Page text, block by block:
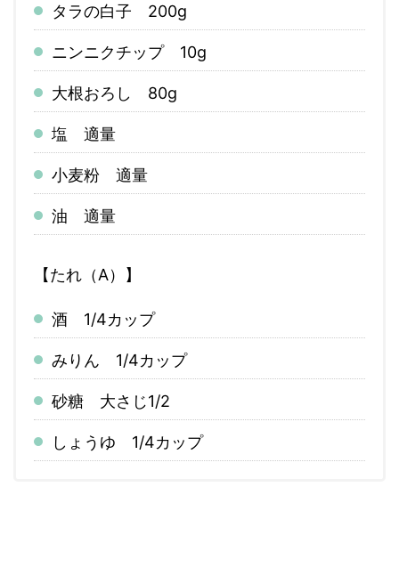
タラの白子 200g
ニンニクチップ 10g
大根おろし 80g
塩 適量
小麦粉 適量
油 適量
【たれ（A）】
酒 1/4カップ
みりん 1/4カップ
砂糖 大さじ1/2
しょうゆ 1/4カップ